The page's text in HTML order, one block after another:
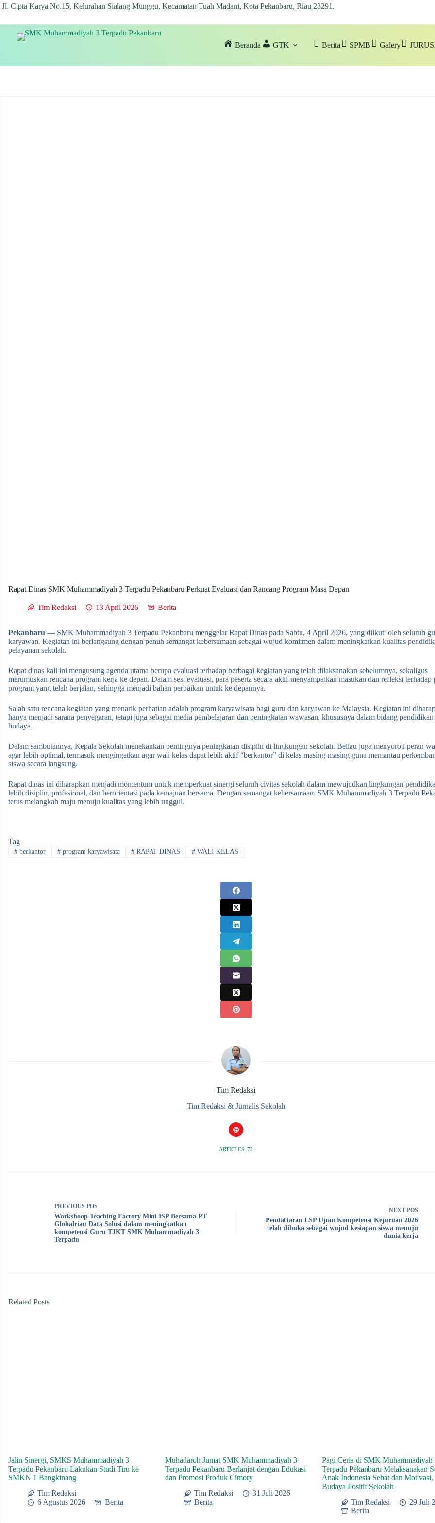
Skip
Jl. Cipta Karya No.15, Kelurahan Sialang Munggu, Kecamatan Tuah Madani, Kota Pekanbaru, Riau 28291 .
Beranda GTK Berita SPMB Galery
Rapat Dinas SMK Muhammadiyah 3 Terpadu Pekanbaru Perkuat Evaluasi dan Rancang Program Masa Depan
Tim Redaksi 13 April 2026 Berita
Pekanbaru — SMK Muhammadiyah 3 Terpadu Pekanbaru menggelar Rapat Dinas pada Sabtu, 4 April 2026, yang diikuti oleh seluruh
karyawan. Kegiatan ini berlangsung dengan penuh semangat kebersamaan sebagai wujud komitmen dalam meningkatkan kualitas
pelayanan sekolah.
Rapat dinas kali ini mengusung agenda utama berupa evaluasi terhadap berbagai kegiatan yang telah dilaksanakan sebelumnya, sekaligus
merumuskan rencana program kerja ke depan. Dalam sesi evaluasi, para peserta secara aktif menyampaikan masukan dan refleksi terhadap
program yang telah berjalan, sehingga menjadi bahan perbaikan untuk ke depannya.
Salah satu rencana kegiatan yang menarik perhatian adalah program karyawisata bagi guru dan karyawan ke Malaysia. Kegiatan ini
hanya menjadi sarana penyegaran, tetapi juga sebagai media pembelajaran dan peningkatan wawasan, khususnya dalam bidang pendidikan
budaya.
Dalam sambutannya, Kepala Sekolah menekankan pentingnya peningkatan disiplin di lingkungan sekolah. Beliau juga menyoroti peran
agar lebih optimal, termasuk mengingatkan agar wali kelas dapat lebih aktif “berkantor” di kelas masing-masing guna memantau
siswa secara langsung.
Rapat dinas ini diharapkan menjadi momentum untuk memperkuat sinergi seluruh civitas sekolah dalam mewujudkan lingkungan
lebih disiplin, profesional, dan berorientasi pada kemajuan bersama. Dengan semangat kebersamaan, SMK Muhammadiyah 3 Terpadu
terus melangkah maju menuju kualitas yang lebih unggul.
Tag
#berkantor #program karyawisata # RAPAT DINAS # WALI KELAS
Tim Redaksi
Tim Redaksi & Jurnalis Sekolah
ARTICLES: 75
PREVIOUS POS
Workshoop Teaching Factory Mini ISP Bersama PT
Globalriau Data Solusi dalam meningkatkan
kompetensi Guru TJKT SMK Muhammadiyah 3
Terpadu
NEXT POS
Pendaftaran LSP Ujian Kompetensi Kejuruan 2026
telah dibuka sebagai wujud kesiapan siswa menuju
dunia kerja
Related Posts
Jalin Sinergi, SMKS Muhammadiyah 3
Terpadu Pekanbaru Lakukan Studi Tiru ke
SMKN 1 Bangkinang
Tim Redaksi
6 Agustus 2026
Berita
Muhadaroh Jumat SMK Muhammadiyah 3
Terpadu Pekanbaru Berlanjut dengan Edukasi
dan Promosi Produk Cimory
Tim Redaksi
31 Juli 2026
Berita
Pagi Ceria di SMK Muhammadiyah
Terpadu Pekanbaru Melaksanakan
Anak Indonesia Sehat dan Motivasi,
Budaya Positif Sekolah
Tim Redaksi
29 Juli
Berita